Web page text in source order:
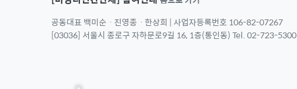
공동대표 백미순ㆍ진영종ㆍ한상희 | 사업자등록번호 106-82-07267
[03036] 서울시 종로구 자하문로9길 16, 1층(통인동) Tel. 02-723-5300